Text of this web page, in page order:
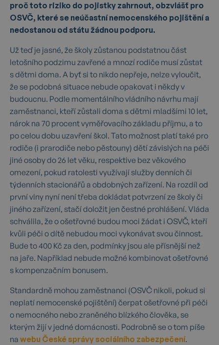
proč toto riziko do pojistky zahrnout, obzvlášť pro
OSVČ, které se neúčastní nemocenského pojištění a
nedostanou od státu žádnou podporu.
Už teď je jasné, že školy zůstanou podstatnou část
letošního podzimu zavřené a mnozí rodiče musí zůstat
s dětmi doma. A byť si to nikdo nepřeje, nelze vyloučit,
že se podobná situace nebude opakovat i někdy v
budoucnu. Podle momentálního vládního návrhu mají
zaměstnanci, kteří zůstali doma s dětmi mladšími 10 let,
nárok na 70 procent vyměřovacího základu příjmu, a to
po celou dobu uzavření škol. Tato možnost platí také pro
rodiče (i prarodiče nebo pěstouny) dětí závislých na péči
jiné osoby do 26 let věku, respektive bez věkového
omezení, pokud ratolesti využívají služby denních či
týdenních stacionářů a obdobných zařízení. Na rozdíl od
první vlny nyní není třeba dokládat potvrzení ze školy či
jiného zařízení, stačí doložit jen čestné prohlášení. Vláda
schválila, že o ošetřovné budou moci žádat i OSVČ, kteří
kvůli péči o dítě nebudou moci vykonávat svou činnost.
Bude to 400 Kč za den, podmínky jsou ale přísnější než
na jaře. Například nebude možné kombinovat ošetřovné
s kompenzačním bonusem.
Standardně mohou zaměstnanci (OSVČ nikoli, pokud si
neplatí nemocenské pojištění) čerpat ošetřovné při péči
o nemocného nebo zraněného blízkého člověka, se
kterým žijí v jedné domácnosti. Podrobně se o tom píše
na webu České správy sociálního zabezpečení.